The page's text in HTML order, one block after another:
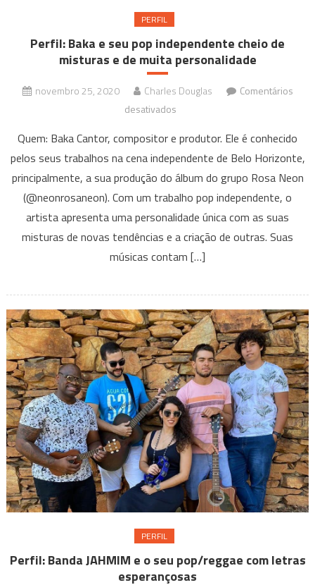
PERFIL
Perfil: Baka e seu pop independente cheio de
misturas e de muita personalidade
novembro 25, 2020 Charles Douglas
Comentários
desativados
Baka
e
seu
pop
independente
cheio
misturas
muita
personalidade
Quem: Baka Cantor, compositor e produtor. Ele é conhecido
pelos seus trabalhos na cena independente de Belo Horizonte,
principalmente, a sua produção do álbum do grupo Rosa Neon
(@neonrosaneon). Com um trabalho pop independente, o
artista apresenta uma personalidade única com as suas
misturas de novas tendências e a criação de outras. Suas
músicas contam […]
PERFIL
Perfil: Banda JAHMIM e o seu pop/reggae com letras
esperançosas